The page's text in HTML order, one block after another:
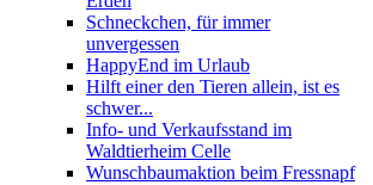
Schneckchen, für immer
unvergessen
HappyEnd im Urlaub
Hilft einer den Tieren allein, ist es
schwer...
Info- und Verkaufsstand im
Waldtierheim Celle
Wunschbaumaktion beim Fressnapf